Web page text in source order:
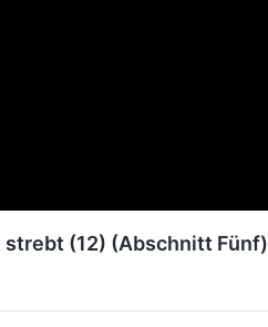
strebt (12) (Abschnitt Fünf)